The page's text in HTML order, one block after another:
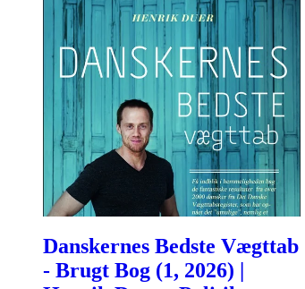
Danskernes Bedste Vægttab
- Brugt Bog (1, 2026) |